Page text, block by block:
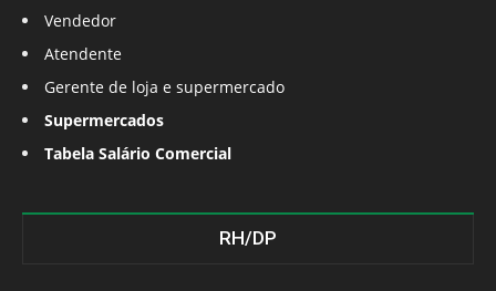
Vendedor
Atendente
Gerente de loja e supermercado
Supermercados
Tabela Salário Comercial
RH/DP